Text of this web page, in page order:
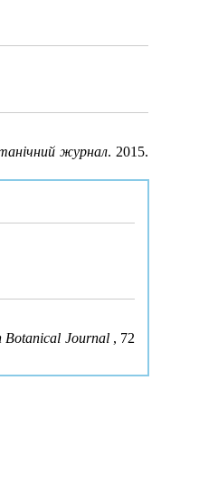
журнал. 2015.
Botanical Journal , 72